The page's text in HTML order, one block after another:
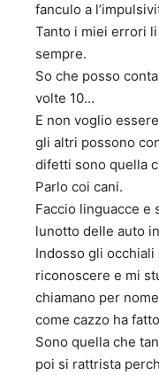
fanculo a
Tanto i miei errori
sempre.
So che posso
volte 10…
E non voglio
gli altri possono
difetti sono quella
Parlo coi cani.
Faccio linguacce e
lunotto delle auto
Indosso gli
riconoscere e mi
chiamano per
come cazzo ha
Sono quella che
poi si rattrista